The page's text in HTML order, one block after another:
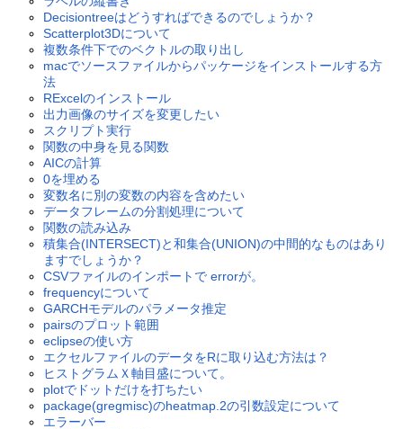
Decisiontreeはどうすればできるのでしょうか？
Scatterplot3Dについて
複数条件下でのベクトルの取り出し
macでソースファイルからパッケージをインストールする方
法
RExcelのインストール
出力画像のサイズを変更したい
スクリプト実行
関数の中身を見る関数
AICの計算
0を埋める
変数名に別の変数の内容を含めたい
データフレームの分割処理について
関数の読み込み
積集合(INTERSECT)と和集合(UNION)の中間的なものはあり
ますでしょうか？
CSVファイルのインポートで errorが。
frequencyについて
GARCHモデルのパラメータ推定
pairsのプロット範囲
eclipseの使い方
エクセルファイルのデータをRに取り込む方法は？
ヒストグラムＸ軸目盛について。
plotでドットだけを打ちたい
package(gregmisc)のheatmap.2の引数設定について
エラーバー